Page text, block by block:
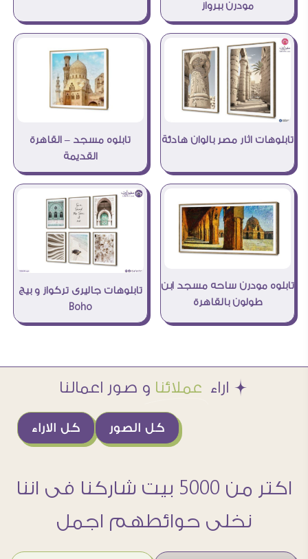
مودرن ببرواز
تابلوهات اثار مصر بالوان هادئة
تابلوه مسجد – القاهرة
القديمة
تابلوه مودرن ساحه مسجد ابن
طولون بالقاهرة
تابلوهات جاليرى تركواز و بيج
Boho
Æ اراء عملائنا و صور اعمالنا
كل الاراء كل الصور
اكتر من 5000 بيت شاركنا فى اننا
نخلى حوائطهم اجمل